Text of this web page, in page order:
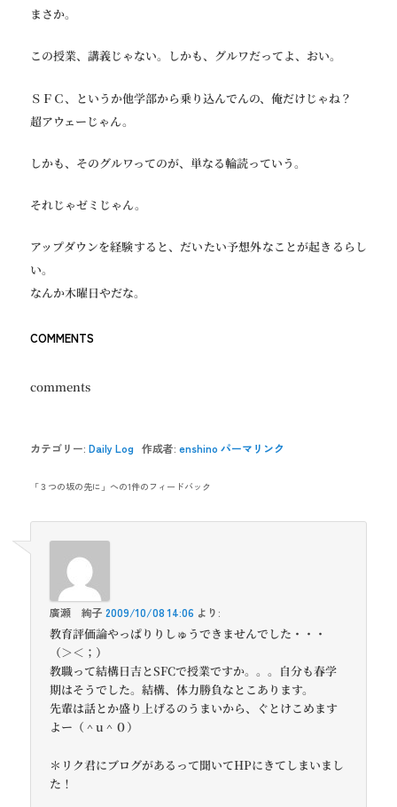
まさか。
この授業、講義じゃない。しかも、グルワだってよ、おい。
ＳＦＣ、というか他学部から乗り込んでんの、俺だけじゃね？
超アウェーじゃん。
しかも、そのグルワってのが、単なる輪読っていう。
それじゃゼミじゃん。
アップダウンを経験すると、だいたい予想外なことが起きるらし
い。
なんか木曜日やだな。
COMMENTS
comments
カテゴリー:Daily Log 作成者:enshino パーマリンク
「３つの坂の先に 」への1件のフィードバック
廣瀬 絢子 2009/10/08 14:06 より:
教育評価論やっぱりりしゅうできませんでした・・・
（＞＜；）
教職って結構日吉とSFCで授業ですか。。。自分も春学
期はそうでした。結構、体力勝負なとこあります。
先輩は話とか盛り上げるのうまいから、ぐとけこめます
よー（＾u＾０）
＊リク君にブログがあるって聞いてHPにきてしまいまし
た！